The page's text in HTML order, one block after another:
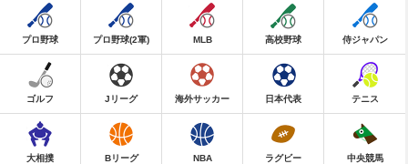
プロ野球 プロ野球(2軍) MLB 高校野球 侍ジャパン
ゴルフ Jリーグ 海外サッカー 日本代表 テニス
大相撲 Bリーグ NBA ラグビー 中央競馬